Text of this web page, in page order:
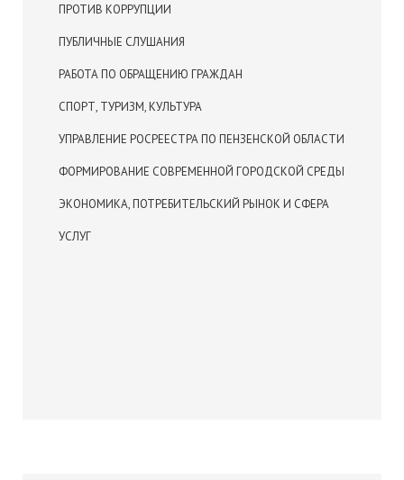
ПРОТИВ КОРРУПЦИИ
ПУБЛИЧНЫЕ СЛУШАНИЯ
РАБОТА ПО ОБРАЩЕНИЮ ГРАЖДАН
СПОРТ, ТУРИЗМ, КУЛЬТУРА
УПРАВЛЕНИЕ РОСРЕЕСТРА ПО ПЕНЗЕНСКОЙ ОБЛАСТИ
ФОРМИРОВАНИЕ СОВРЕМЕННОЙ ГОРОДСКОЙ СРЕДЫ
ЭКОНОМИКА, ПОТРЕБИТЕЛЬСКИЙ РЫНОК И СФЕРА
УСЛУГ